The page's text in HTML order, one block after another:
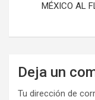
MÉXICO AL
Deja un
Tu dirección de